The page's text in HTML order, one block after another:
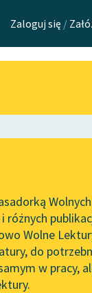
Zaloguj się /
Lektur
Lektur
Wolne
do
w pracy,